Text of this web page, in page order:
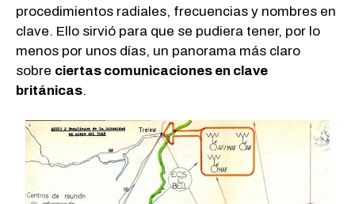
procedimientos radiales, frecuencias y nombres en
clave. Ello sirvió para que se pudiera tener, por lo
menos por unos días, un panorama más claro
sobre ciertas comunicaciones en clave
británicas.